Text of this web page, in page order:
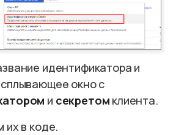
идентификатора и
окно с
и секретом клиента.
их в коде.